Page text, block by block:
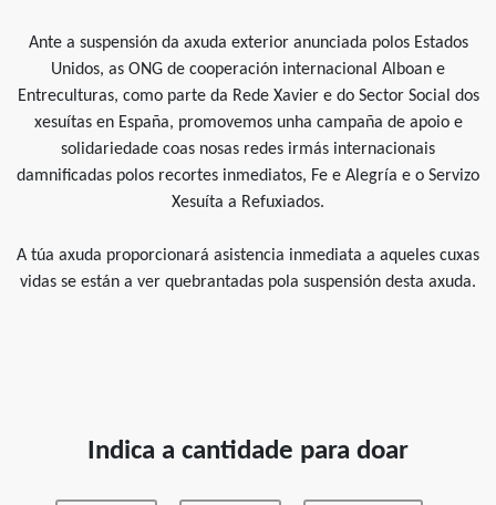
Ante a suspensión da axuda exterior anunciada polos Estados
Unidos, as ONG de cooperación internacional Alboan e
Entreculturas, como parte da Rede Xavier e do Sector Social dos
xesuítas en España, promovemos unha campaña de apoio e
solidariedade coas nosas redes irmás internacionais
damnificadas polos recortes inmediatos, Fe e Alegría e o Servizo
Xesuíta a Refuxiados.
A túa axuda proporcionará asistencia inmediata a aqueles cuxas
vidas se están a ver quebrantadas pola suspensión desta axuda.
Indica a cantidade para doar